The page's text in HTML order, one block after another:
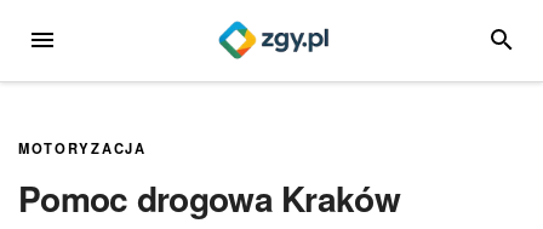
MENU
MOTORYZACJA
Pomoc drogowa Kraków